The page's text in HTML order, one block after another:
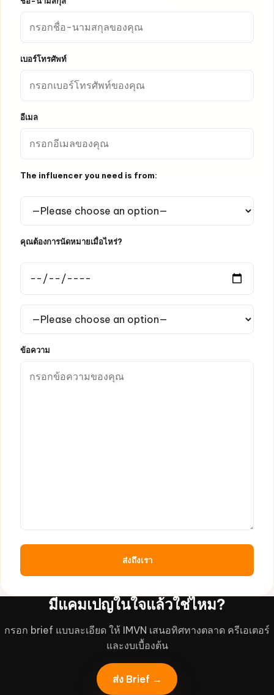
เบอร์โทรศัพท์
อีเมล
The influencer you need is from:
คุณต้องการนัดหมายเมื่อไหร่?
ข้อความ
มีแคมเปญในใจแล้วใช่ไหม?
กรอก brief แบบละเอียด ให้ IMVN เสนอทิศทางตลาด ครีเอเตอร์
และงบเบื้องต้น
ส่ง Brief →